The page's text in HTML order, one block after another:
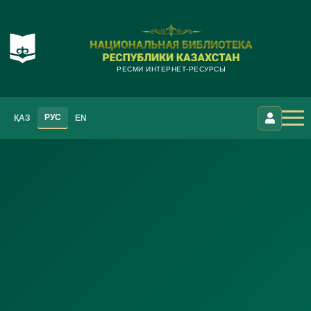
РЕСМИ ИНТЕРНЕТ-РЕСУРСЫ
ҚАЗ РУС EN